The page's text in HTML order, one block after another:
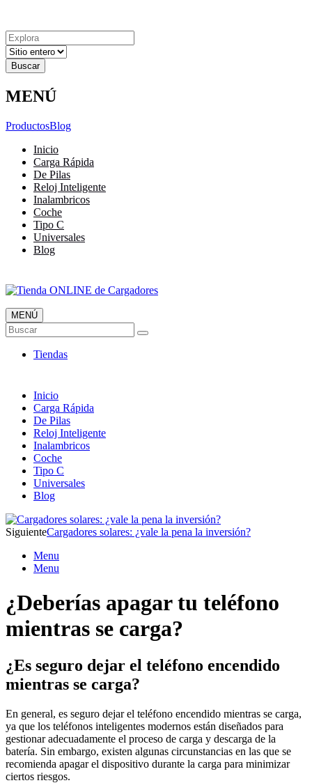
Resultados
para
MENÚ
ProductosBlog
Inicio
Carga Rápida
De Pilas
Reloj Inteligente
Inalambricos
Coche
Tipo C
Universales
Blog
Tienda ONLINE de Cargadores
Más Baratos
MENÚ
Buscar
Tiendas
Inicio
Carga Rápida
De Pilas
Reloj Inteligente
Inalambricos
Coche
Tipo C
Universales
Blog
SiguienteCargadores solares: ¿vale la pena la inversión?
Menu
Menu
¿Deberías apagar tu teléfono
mientras se carga?
¿Es seguro dejar el teléfono encendido
mientras se carga?
En general, es seguro dejar el teléfono encendido mientras se carga,
ya que los teléfonos inteligentes modernos están diseñados para
gestionar adecuadamente el proceso de carga y descarga de la
batería. Sin embargo, existen algunas circunstancias en las que se
recomienda apagar el dispositivo durante la carga para minimizar
ciertos riesgos.